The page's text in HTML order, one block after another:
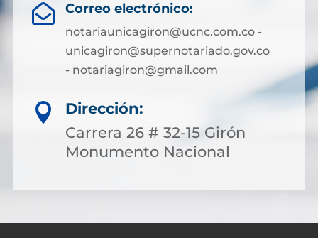
 Correo electrónico:
notariaunicagiron@ucnc.com.co -
unicagiron@supernotariado.gov.co
- notariagiron@gmail.com

Dirección:
Carrera 26 # 32-15 Girón
Monumento Nacional